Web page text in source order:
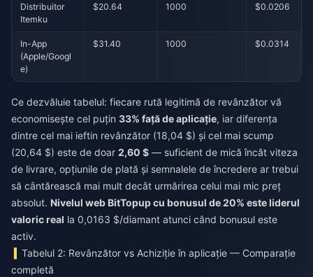
Distribuitor
Itemku
$20.64 1000 $0.0206
In-App
(Apple/Googl
e)
$31.40 1000 $0.0314
Ce dezvăluie tabelul: fiecare rută legitimă de revânzător vă
economisește cel puțin 33% față de aplicație, iar diferența
dintre cel mai ieftin revânzător (18,04 $) și cel mai scump
(20,64 $) este de doar 2,60 $ — suficient de mică încât viteza
de livrare, opțiunile de plată și semnalele de încredere ar trebui
să cântărească mai mult decât urmărirea celui mai mic preț
absolut. Nivelul web BitTopup cu bonusul de 20% este liderul
valoric real la 0,0163 $/diamant atunci când bonusul este
activ.
Tabelul 2: Revânzător vs Achiziție în aplicație — Comparație
completă